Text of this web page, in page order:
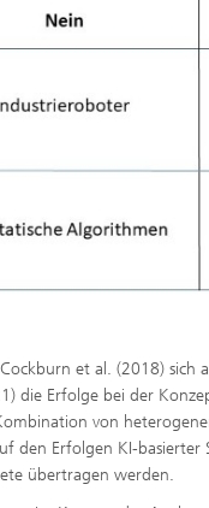
et al. (2018) sich
die Erfolge bei der
von
den Erfolgen KI-
übertragen werden.